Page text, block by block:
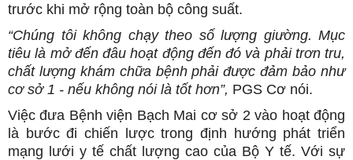
trước khi mở rộng toàn bộ công suất.
“Chúng tôi không chạy theo số lượng giường. Mục
tiêu là mở đến đâu hoạt động đến đó và phải trơn tru,
chất lượng khám chữa bệnh phải được đảm bảo như
cơ sở 1 - nếu không nói là tốt hơn”, PGS Cơ nói.
Việc đưa Bệnh viện Bạch Mai cơ sở 2 vào hoạt động
là bước đi chiến lược trong định hướng phát triển
mạng lưới y tế chất lượng cao của Bộ Y tế. Với sự